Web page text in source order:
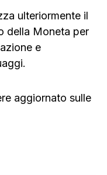
ulteriormente il
della Moneta per
e
aggiornato sulle